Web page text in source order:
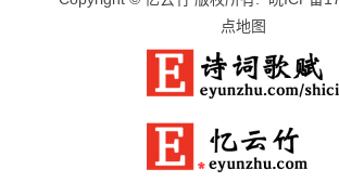
点地图